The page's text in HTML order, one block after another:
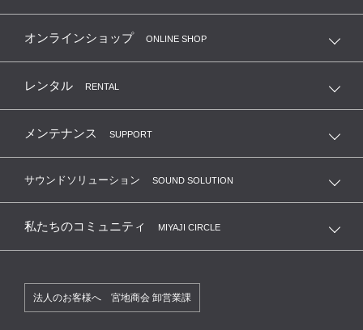
オンラインショップ ONLINE SHOP
レンタル RENTAL
メンテナンス SUPPORT
サウンドソリューション SOUND SOLUTION
私たちのコミュニティ MIYAJI CIRCLE
法人のお客様へ 宮地商会 卸営業課